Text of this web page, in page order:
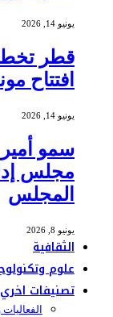
يونيو 14, 2026
قطر
افتتاح
يونيو 14, 2026
سمو
مجلس
المجلس
يونيو 8, 2026
الثقافية
علوم
تصنيفات اخري